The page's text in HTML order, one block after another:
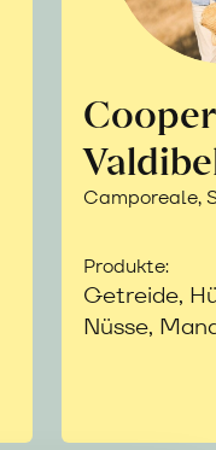
Camporeale,
Produkte:
Getreide,
Nüsse,